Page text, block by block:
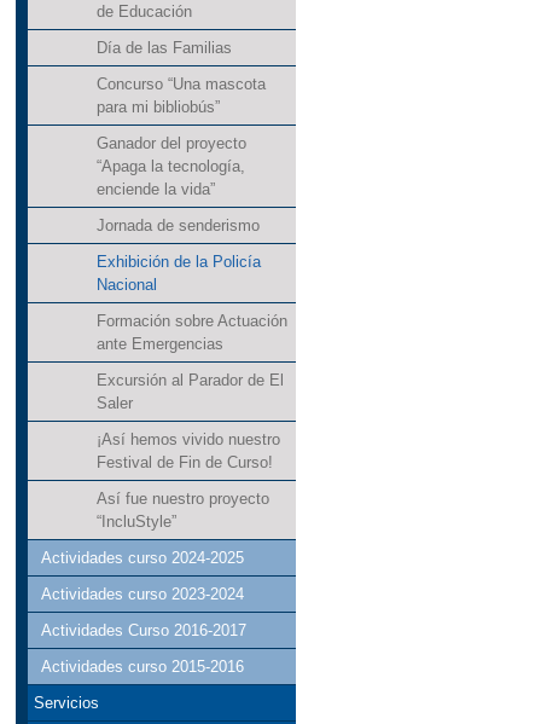
de Educación
Día de las Familias
Concurso “Una mascota
para mi bibliobús”
Ganador del proyecto
“Apaga la tecnología,
enciende la vida”
Jornada de senderismo
Exhibición de la Policía
Nacional
Formación sobre Actuación
ante Emergencias
Excursión al Parador de El
Saler
¡Así hemos vivido nuestro
Festival de Fin de Curso!
Así fue nuestro proyecto
“IncluStyle”
Actividades curso 2024-2025
Actividades curso 2023-2024
Actividades Curso 2016-2017
Actividades curso 2015-2016
Servicios